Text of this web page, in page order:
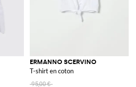
ERMANNO SCERVINO
T-shirt en coton
95,00 €